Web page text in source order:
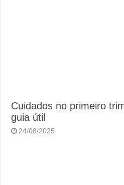
Cuidados no primeiro
guia útil
24/08/2025